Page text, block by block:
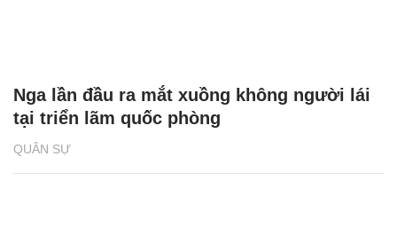
QUÂN SỰ
Nga lần đầu ra mắt xuồng không người lái
tại triển lãm quốc phòng